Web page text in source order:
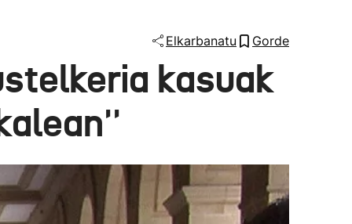
Azken berriak
Elkarbanatu Gorde
kasuak